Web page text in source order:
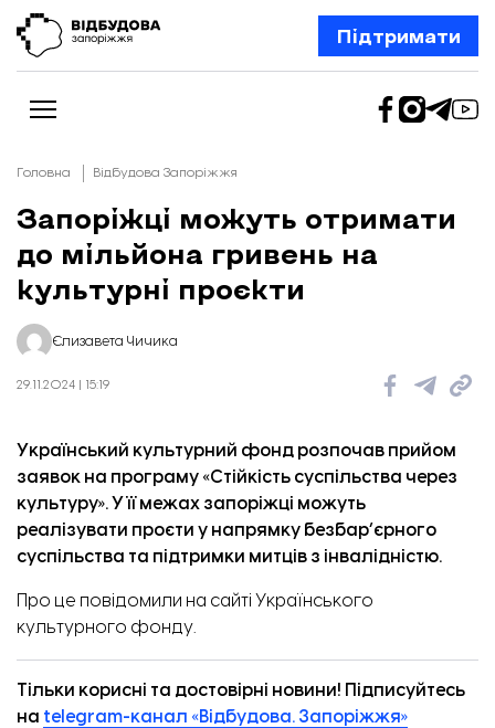
Підтримати
Новини
Відбудова Запоріжжя
Ексклюзив
Бізнес
Шлях додому
Відбудова. Життя
Про нас
Головна Відбудова Запоріжжя
Запоріжці можуть отримати
до мільйона гривень на
культурні проєкти
Єлизавета Чичика
29.11.2024 | 15:19
Український культурний фонд розпочав прийом
заявок на програму «Стійкість суспільства через
культуру». У її межах запоріжці можуть
реалізувати проєти у напрямку безбар’єрного
суспільства та підтримки митців з інвалідністю.
Про це повідомили на сайті Українського
культурного фонду.
Тільки корисні та достовірні новини! Підписуйтесь
на telegram-канал «Відбудова. Запоріжжя»